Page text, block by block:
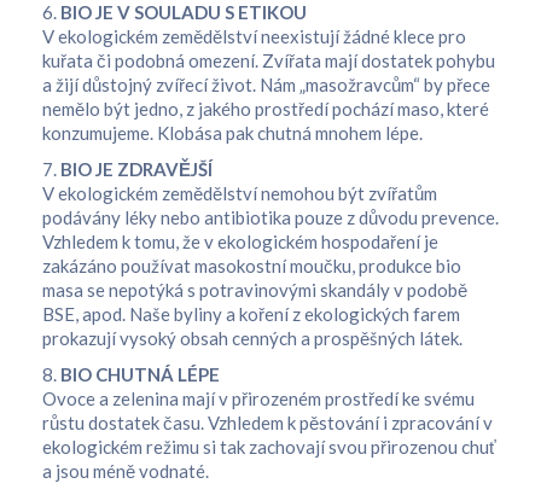
6. BIO JE V SOULADU S ETIKOU
V ekologickém zemědělství neexistují žádné klece pro
kuřata či podobná omezení. Zvířata mají dostatek pohybu
a žijí důstojný zvířecí život. Nám „masožravcům“ by přece
nemělo být jedno, z jakého prostředí pochází maso, které
konzumujeme. Klobása pak chutná mnohem lépe.
7. BIO JE ZDRAVĚJŠÍ
V ekologickém zemědělství nemohou být zvířatům
podávány léky nebo antibiotika pouze z důvodu prevence.
Vzhledem k tomu, že v ekologickém hospodaření je
zakázáno používat masokostní moučku, produkce bio
masa se nepotýká s potravinovými skandály v podobě
BSE, apod. Naše byliny a koření z ekologických farem
prokazují vysoký obsah cenných a prospěšných látek.
8. BIO CHUTNÁ LÉPE
Ovoce a zelenina mají v přirozeném prostředí ke svému
růstu dostatek času. Vzhledem k pěstování i zpracování v
ekologickém režimu si tak zachovají svou přirozenou chuť
a jsou méně vodnaté.